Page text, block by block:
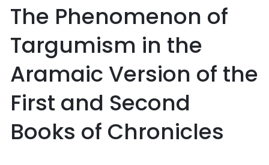
The Phenomenon of
Targumism in the
Aramaic Version of the
First and Second
Books of Chronicles